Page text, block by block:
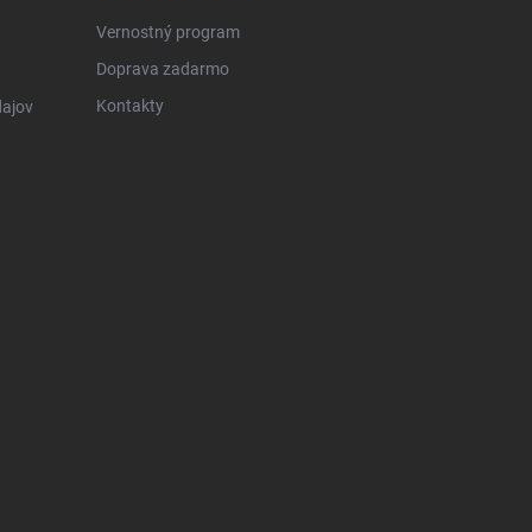
Vernostný program
Doprava zadarmo
Kontakty